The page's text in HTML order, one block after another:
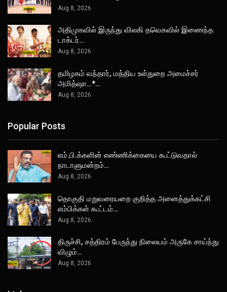
Aug 8, 2026
அதிமுகவில் இருந்து விலகி தவெகவில் இணைந்த
டாக்டர்…
Aug 8, 2026
தமிழகம் வந்தார், மத்திய உள்துறை அமைச்சர்
அமித்ஷா…*…
Aug 8, 2026
Popular Posts
எம்.பி.க்களின் எண்ணிக்கையை கூட்டுவதால்
நாடாளுமன்றம்…
Aug 8, 2026
தொகுதி மறுவரையறை குறித்த அனைத்துக்கட்சி
எம்பிக்கள் கூட்டம்…
Aug 8, 2026
திருச்சி, சத்திரம் பேருந்து நிலையம் அருகே சாய்ந்து
விழும்…
Aug 8, 2026